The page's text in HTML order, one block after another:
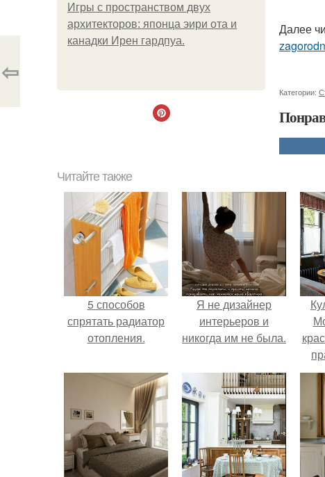
Игры с пространством двух
архитекторов: японца эири ота и
канадки Ирен гардпуа.
Далее
Категории:
⇦
Читайте также
5 способов
спрятать радиатор
отопления.
Я не дизайнер
интерьеров и
никогда им не была.